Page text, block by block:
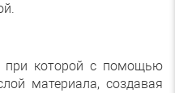
при которой с помощью
материала, создавая